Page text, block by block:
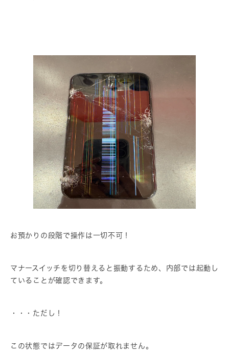
お預かりの段階で操作は一切不可！
マナースイッチを切り替えると振動するため、内部では起動し
ていることが確認できます。
・・・ただし！
この状態ではデータの保証が取れません。